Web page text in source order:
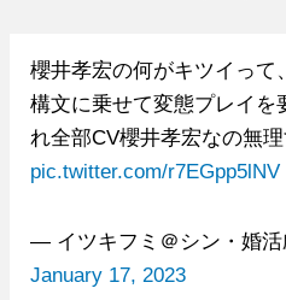
櫻井孝宏の何がキツイって
構文に乗せて変態プレイを
れ全部CV櫻井孝宏なの無
pic.twitter.com/r7EGpp5lNV
— イツキフミ＠シン・婚
January 17, 2023